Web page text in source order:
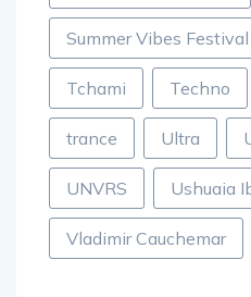
Summer Vibes Festival
Tchami Techno
trance Ultra
UNVRS Ushuaia
Vladimir Cauchemar